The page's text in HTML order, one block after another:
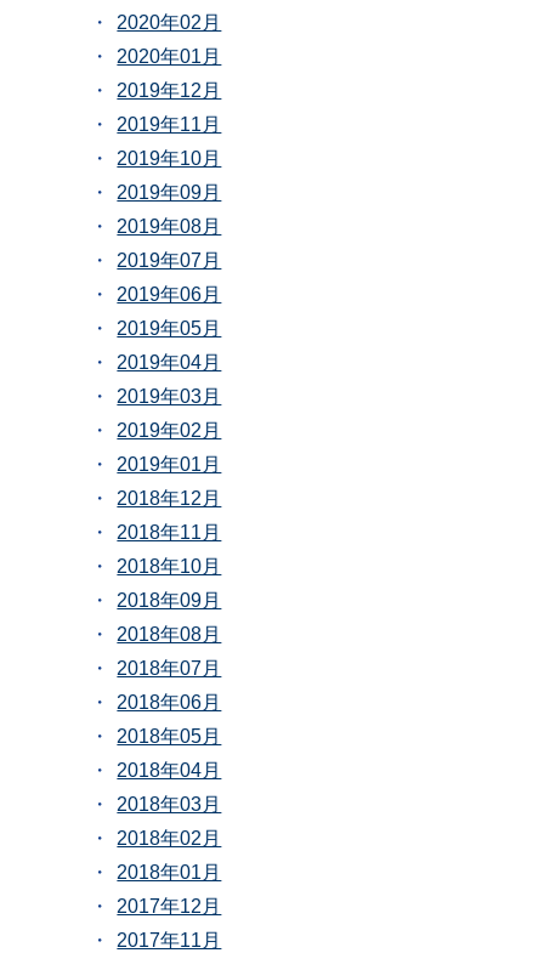
2020年02月
2020年01月
2019年12月
2019年11月
2019年10月
2019年09月
2019年08月
2019年07月
2019年06月
2019年05月
2019年04月
2019年03月
2019年02月
2019年01月
2018年12月
2018年11月
2018年10月
2018年09月
2018年08月
2018年07月
2018年06月
2018年05月
2018年04月
2018年03月
2018年02月
2018年01月
2017年12月
2017年11月